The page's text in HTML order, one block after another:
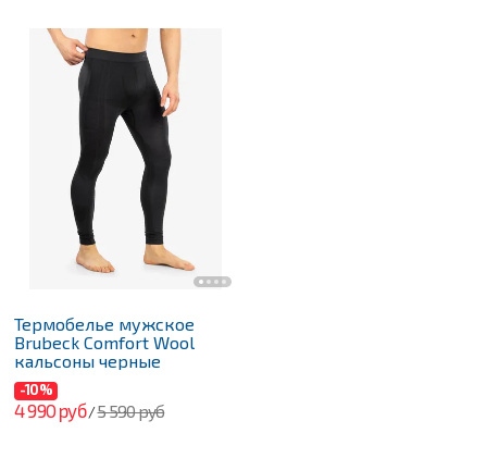
Термобелье мужское
Brubeck Comfort Wool
кальсоны черные
-10%
4 990 руб/5 590 руб